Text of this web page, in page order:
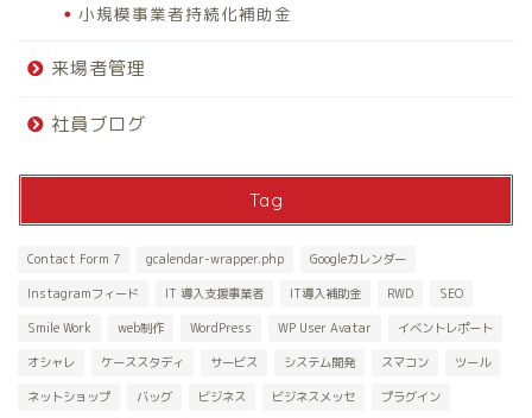
小規模事業者持続化補助金
来場者管理
社員ブログ
Tag
Contact Form 7 gcalendar-wrapper.php Googleカレンダー
Instagramフィード IT 導入支援事業者 IT導入補助金 RWD SEO
Smile Work web制作 WordPress WP User Avatar イベントレポート
オシャレ ケーススタディ サービス システム開発 スマコン ツール
ネットショップ バッグ ビジネス ビジネスメッセ プラグイン